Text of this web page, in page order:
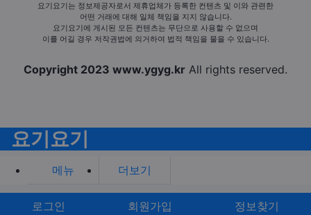
요기요기는 정보제공자로서 제휴업체가 등록한 컨텐츠 및 이와 관련한
어떤 거래에 대해 일체 책임을 지지 않습니다.
요기요기에 게시된 모든 컨텐츠는 무단으로 사용할 수 없으며
이를 어길 경우 저작권법에 의거하여 법적 책임을 물을 수 있습니다.
Copyright 2023 www.ygyg.kr All rights reserved.
요기요기
메뉴 더보기
로그인 회원가입 정보찾기